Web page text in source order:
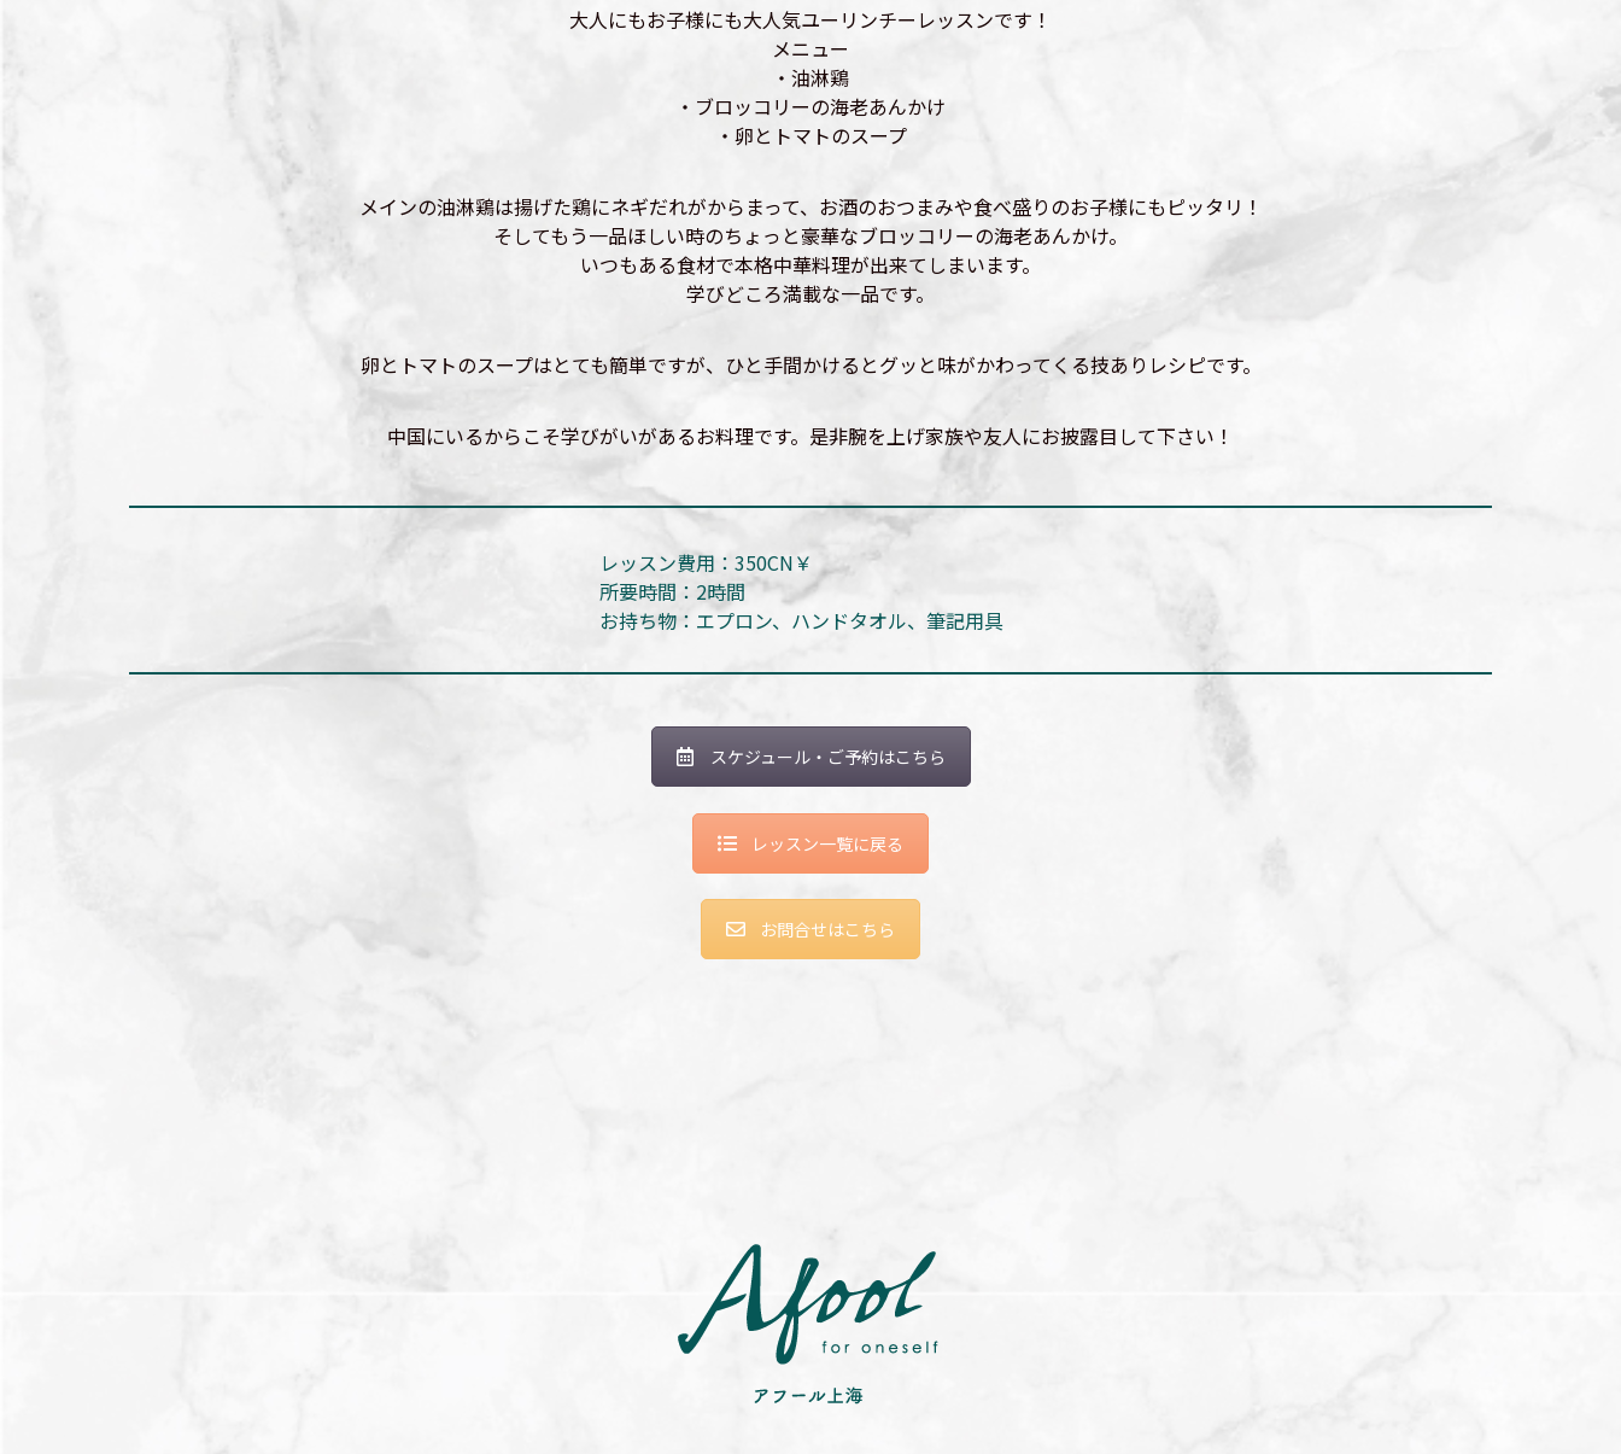
大人にもお子様にも大人気ユーリンチーレッスンです！
メニュー
・油淋鶏
・ブロッコリーの海老あんかけ
・卵とトマトのスープ
メインの油淋鶏は揚げた鶏にネギだれがからまって、お酒のおつまみや食べ盛りのお子様にもピッタリ！
そしてもう一品ほしい時のちょっと豪華なブロッコリーの海老あんかけ。
いつもある食材で本格中華料理が出来てしまいます。
学びどころ満載な一品です。
卵とトマトのスープはとても簡単ですが、ひと手間かけるとグッと味がかわってくる技ありレシピです。
中国にいるからこそ学びがいがあるお料理です。是非腕を上げ家族や友人にお披露目して下さい！
レッスン費用：350CN￥
所要時間：2時間
お持ち物：エプロン、ハンドタオル、筆記用具
スケジュール・ご予約はこちら
レッスン一覧に戻る
お問合せはこちら